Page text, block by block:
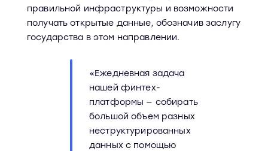
правильной инфраструктуры и возможности
получать открытые данные, обозначив заслугу
государства в этом направлении.
«Ежедневная задача
нашей финтех-
платформы — собирать
большой объем разных
неструктурированных
данных с помощью